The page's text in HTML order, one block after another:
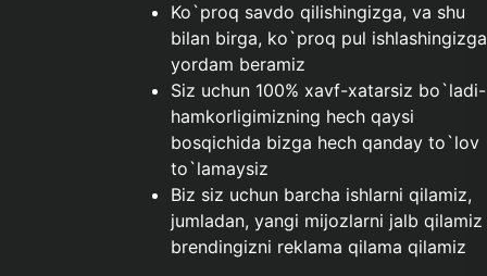
Ko`proq savdo qilishingizga, va shu
bilan birga, ko`proq pul ishlashingizga
yordam beramiz
Siz uchun 100% xavf-xatarsiz bo`ladi-
hamkorligimizning hech qaysi
bosqichida bizga hech qanday to`lov
to`lamaysiz
Biz siz uchun barcha ishlarni qilamiz,
jumladan, yangi mijozlarni jalb qilamiz
brendingizni reklama qilama qilamiz